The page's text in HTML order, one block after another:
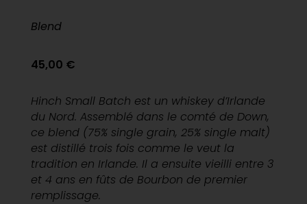
Blend
45,00 €
Hinch Small Batch est un whiskey d’Irlande
du Nord. Assemblé dans le comté de Down,
ce blend (75% single grain, 25% single malt)
est distillé trois fois comme le veut la
tradition en Irlande. Il a ensuite vieilli entre 3
et 4 ans en fûts de Bourbon de premier
remplissage.